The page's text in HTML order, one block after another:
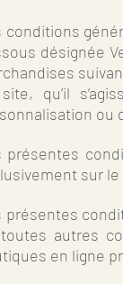
conditions
désignée
qu’il
ou
présentes
sur
présentes
autres
en ligne